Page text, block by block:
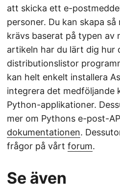
att skicka ett e-
personer. Du kan skapa
krävs baserat på typen av
artikeln har du lärt dig hur
distributionslistor
kan helt enkelt installera
integrera det medföljande
Python-applikationer.
mer om Pythons e-post-
dokumentationen.
frågor på vårt forum.
Se även